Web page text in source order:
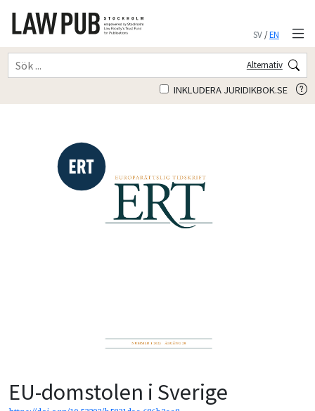
SV/EN
Alternativ
INKLUDERA JURIDIKBOK.SE
EU-domstolen i Sverige